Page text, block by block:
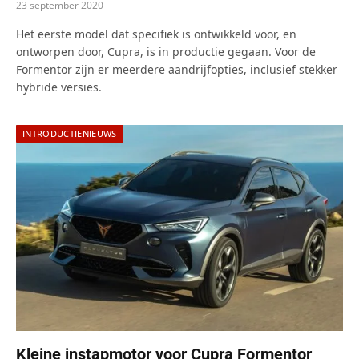
23 september 2020
Het eerste model dat specifiek is ontwikkeld voor, en
ontworpen door, Cupra, is in productie gegaan. Voor de
Formentor zijn er meerdere aandrijfopties, inclusief stekker
hybride versies.
INTRODUCTIENIEUWS
Kleine instapmotor voor Cupra Formentor